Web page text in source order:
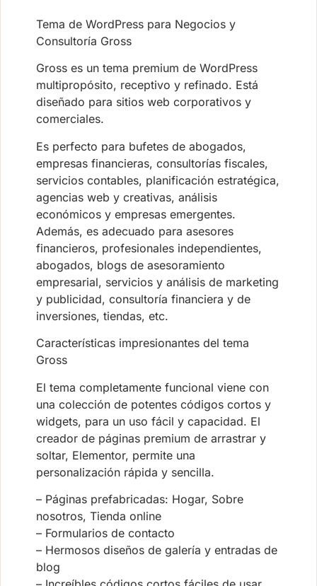
Tema de WordPress para Negocios y
Consultoría Gross
Gross es un tema premium de WordPress
multipropósito, receptivo y refinado. Está
diseñado para sitios web corporativos y
comerciales.
Es perfecto para bufetes de abogados,
empresas financieras, consultorías fiscales,
servicios contables, planificación estratégica,
agencias web y creativas, análisis
económicos y empresas emergentes.
Además, es adecuado para asesores
financieros, profesionales independientes,
abogados, blogs de asesoramiento
empresarial, servicios y análisis de marketing
y publicidad, consultoría financiera y de
inversiones, tiendas, etc.
Características impresionantes del tema
Gross
El tema completamente funcional viene con
una colección de potentes códigos cortos y
widgets, para un uso fácil y capacidad. El
creador de páginas premium de arrastrar y
soltar, Elementor, permite una
personalización rápida y sencilla.
– Páginas prefabricadas: Hogar, Sobre
nosotros, Tienda online
– Formularios de contacto
– Hermosos diseños de galería y entradas de
blog